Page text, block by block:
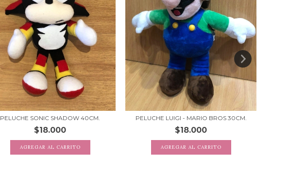
PELUCHE SONIC SHADOW 40CM.
$18.000
PELUCHE LUIGI - MARIO BROS 30CM.
$18.000